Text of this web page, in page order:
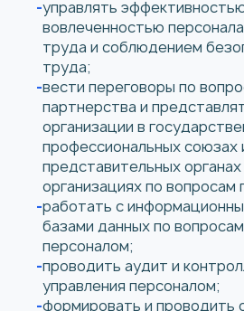
управлять
вовлеченностью
труда и соблюдением
труда;
вести переговоры по
партнерства и
организации в
профессиональных союзах
представительных
организациях по вопросам
работать с
базами данных по
персоналом;
проводить аудит и
управления персоналом;
формировать и проводить